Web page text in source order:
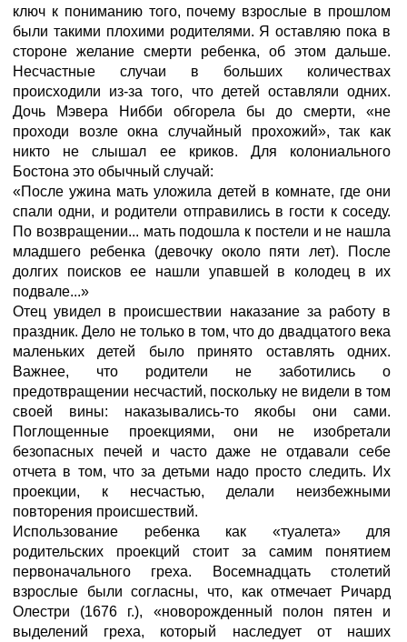
ключ к пониманию того, почему взрослые в прошлом
были такими плохими родителями. Я оставляю пока в
стороне желание смерти ребенка, об этом дальше.
Несчастные случаи в больших количествах
происходили из-за того, что детей оставляли одних.
Дочь Мэвера Нибби обгорела бы до смерти, «не
проходи возле окна случайный прохожий», так как
никто не слышал ее криков. Для колониального
Бостона это обычный случай:
«После ужина мать уложила детей в комнате, где они
спали одни, и родители отправились в гости к соседу.
По возвращении... мать подошла к постели и не нашла
младшего ребенка (девочку около пяти лет). После
долгих поисков ее нашли упавшей в колодец в их
подвале...»
Отец увидел в происшествии наказание за работу в
праздник. Дело не только в том, что до двадцатого века
маленьких детей было принято оставлять одних.
Важнее, что родители не заботились о
предотвращении несчастий, поскольку не видели в том
своей вины: наказывались-то якобы они сами.
Поглощенные проекциями, они не изобретали
безопасных печей и часто даже не отдавали себе
отчета в том, что за детьми надо просто следить. Их
проекции, к несчастью, делали неизбежными
повторения происшествий.
Использование ребенка как «туалета» для
родительских проекций стоит за самим понятием
первоначального греха. Восемнадцать столетий
взрослые были согласны, что, как отмечает Ричард
Олестри (1676 г.), «новорожденный полон пятен и
выделений греха, который наследует от наших